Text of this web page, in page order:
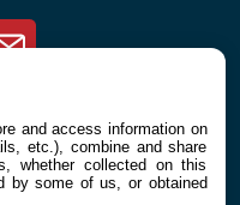
Newsletter
and access information on
etc.), combine and share
whether collected on this
by some of us, or obtained